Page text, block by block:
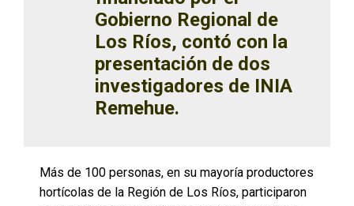
Gobierno Regional de
Los Ríos, contó con la
presentación de dos
investigadores de INIA
Remehue.
Más de 100 personas, en su mayoría productores
hortícolas de la Región de Los Ríos, participaron